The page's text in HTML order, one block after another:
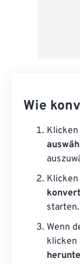
Wie
starten.
Wenn
klicken